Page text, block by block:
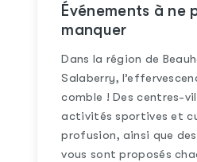
Événements à ne
manquer
Dans la région de
Salaberry,
comble ! Des centres-
activités sportives et
profusion, ainsi que
vous sont proposés